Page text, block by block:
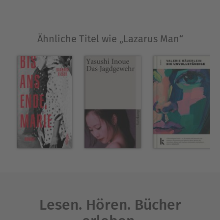
Bestattungsunternehmens in Harlem, dessen
verzweifeltes Durchstöbern der Einsturzstelle
nach potenziellen »Kunden« die Suche nach
einem anderen Lebensweg auslöst.Mary RoeEine
altgediente Polizistin, die, auch getrieben durch
die brutale Geschichte ihrer eigenen Familie,
davon besessen ist, Christopher Diaz zu finden,
einen der Vermissten des Hauses.Richard Price,
Krimipreisträger und Autor der Erfolgsserien The
Wire und The Night Of, hat ein bravouröses
Menschlichkeit.
Ähnliche Titel wie „Lazarus Man“
Lesen. Hören. Bücher